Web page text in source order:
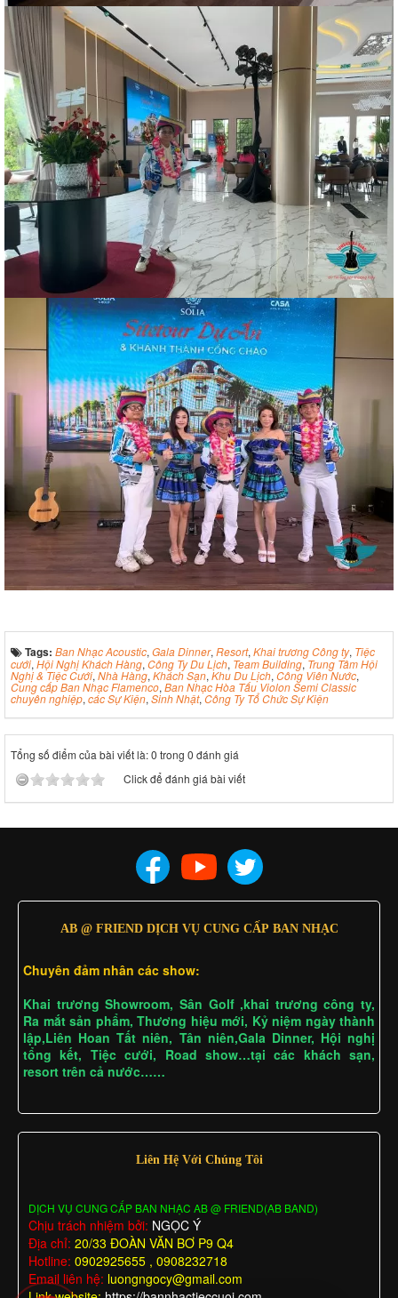
Tags: Ban Nhạc Acoustic, Gala Dinner, Resort, Khai trương Công ty, Tiệc
cưới, Hội Nghị Khách Hàng, Công Ty Du Lịch, Team Building,Trung Tâm Hội
Nghị & Tiệc Cưới, Nhà Hàng, Khách Sạn, Khu Du Lịch, Công Viên Nước,
Cung cấp Ban Nhạc Flamenco, Ban Nhạc Hòa Tấu Violon Semi Classic
chuyên nghiệp, các Sự Kiện, Sinh Nhật,Công Ty Tổ Chức Sự Kiện
Tổng số điểm của bài viết là: 0 trong 0 đánh giá
Click để đánh giá bài viết
AB @ FRIEND DỊCH VỤ CUNG CẤP BAN NHẠC
Chuyên đảm nhân các show:
Khai trương Showroom, Sân Golf ,khai trương công ty,
Ra mắt sản phẩm, Thương hiệu mới, Kỷ niệm ngày thành
lập,Liên Hoan Tất niên, Tân niên,Gala Dinner, Hội nghị
tổng kết, Tiệc cưới, Road show…tại các khách sạn,
resort trên cả nước……
Liên Hệ Với Chúng Tôi
DỊCH VỤ CUNG CẤP BAN NHẠC AB @ FRIEND(AB BAND)
Chịu trách nhiệm bởi: NGỌC Ý
Địa chỉ: 20/33 ĐOÀN VĂN BƠ P9 Q4
Hotline: 0902925655 , 0908232718
Email liên hệ: luongngocy@gmail.com